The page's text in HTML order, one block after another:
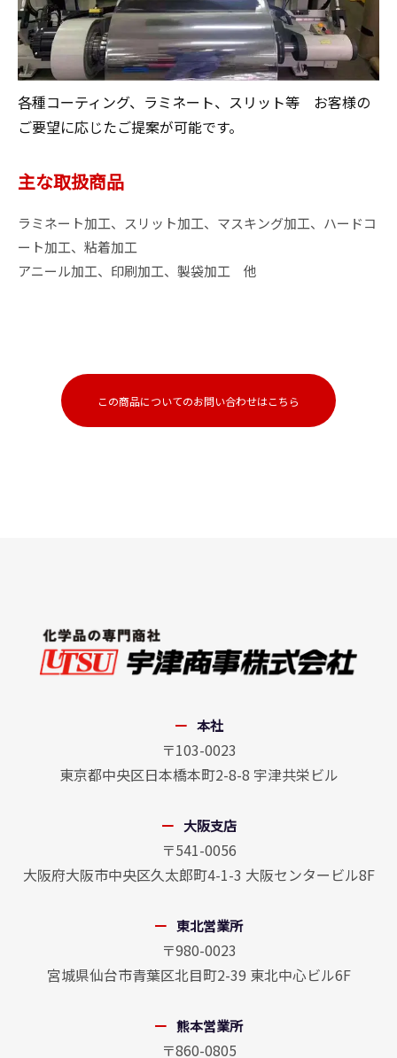
各種コーティング、ラミネート、スリット等　お客様の
ご要望に応じたご提案が可能です。
主な取扱商品
ラミネート加工、スリット加工、マスキング加工、ハードコ
ート加工、粘着加工
アニール加工、印刷加工、製袋加工　他
この商品についてのお問い合わせはこちら
本社
〒103-0023
東京都中央区日本橋本町2-8-8 宇津共栄ビル
大阪支店
〒541-0056
大阪府大阪市中央区久太郎町4-1-3 大阪センタービル8F
東北営業所
〒980-0023
宮城県仙台市青葉区北目町2-39 東北中心ビル6F
熊本営業所
〒860-0805